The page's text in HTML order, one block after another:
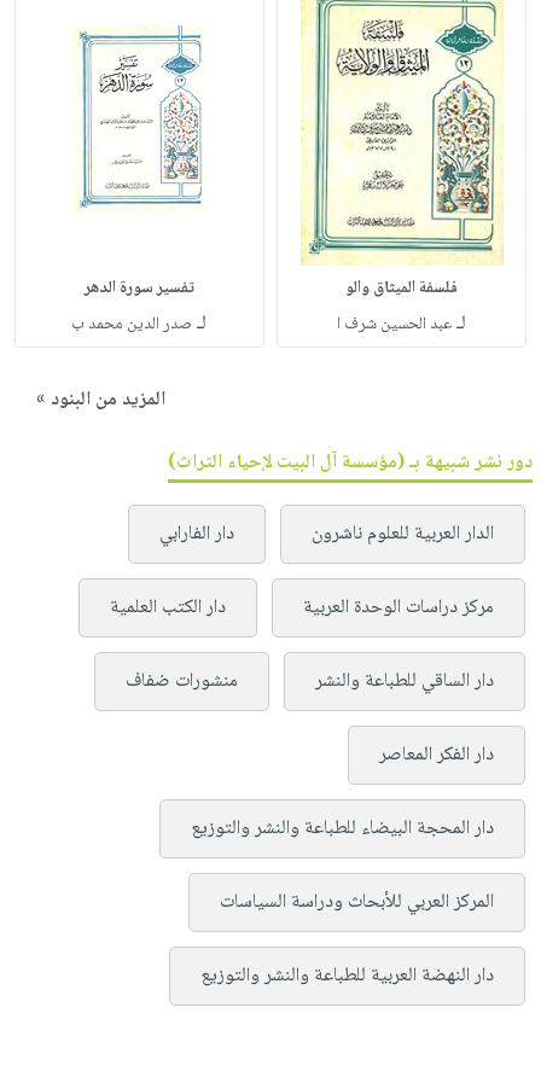
فلسفة الميثاق والو
لـعبد الحسين شرف ا
تفسير سورة الدهر
لـ صدر الدين محمد ب
المزيد من البنود »
دور نشر شبيهة بـ (مؤسسة آل البيت لإحياء التراث)
الدار العربية للعلوم ناشرون دار الفارابي
مركز دراسات الوحدة العربية دار الكتب العلمية
دار الساقي للطباعة والنشر منشورات ضفاف
دار الفكر المعاصر
دار المحجة البيضاء للطباعة والنشر والتوزيع
المركز العربي للأبحاث ودراسة السياسات
دار النهضة العربية للطباعة والنشر والتوزيع